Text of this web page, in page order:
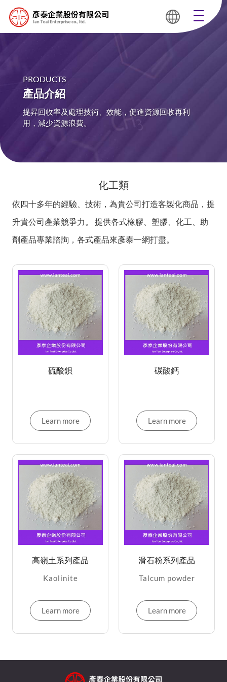
PRODUCTS
產品介紹
提昇回收率及處理技術、效能，促進資源回收再利
用，減少資源浪費。
化工類
依四十多年的經驗、技術，為貴公司打造客製化商品，提
升貴公司產業競爭力。
提供各式橡膠、塑膠、化工、助
劑產品專業諮詢，各式產品來彥泰一網打盡。
硫酸鋇
Learn more
碳酸鈣
Learn more
高嶺土系列產品
Kaolinite
Learn more
滑石粉系列產品
Talcum powder
Learn more